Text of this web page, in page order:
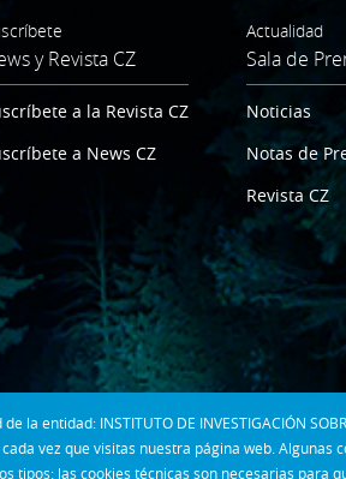
entidad: INSTITUTO DE INVESTIGACIÓN
vez que visitas nuestra página web.
tipos: las cookies técnicas son necesarias para
y Revista CZ
a la Revista CZ
a News CZ
Actualidad
Sala de
Noticias
Notas de
Revista CZ